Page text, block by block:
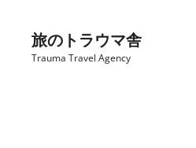
旅のトラウマ舎
Trauma Travel Agency